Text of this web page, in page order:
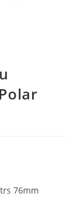
76mm